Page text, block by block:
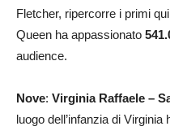
Fletcher, ripercorre i primi
Queen ha appassionato
audience.
Nove: Virginia Raffaele –
luogo dell’infanzia di Virginia